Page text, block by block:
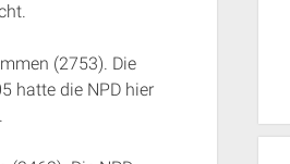
(2753). Die
hatte die NPD hier